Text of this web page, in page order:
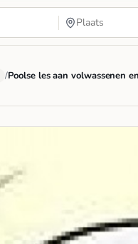
/Poolse les aan volwassenen